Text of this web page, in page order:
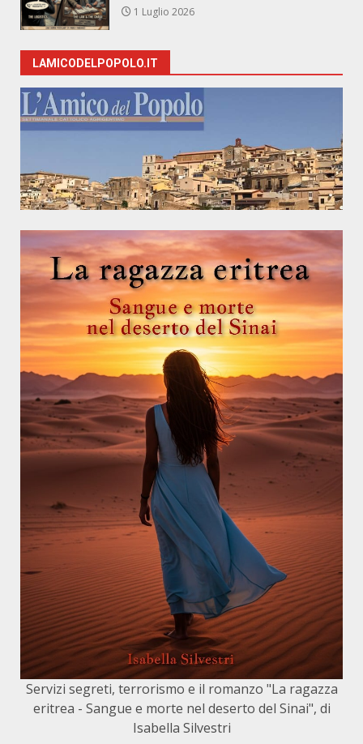
1 Luglio 2026
LAMICODELPOPOLO.IT
Servizi segreti, terrorismo e il romanzo "La ragazza
eritrea - Sangue e morte nel deserto del Sinai", di
Isabella Silvestri